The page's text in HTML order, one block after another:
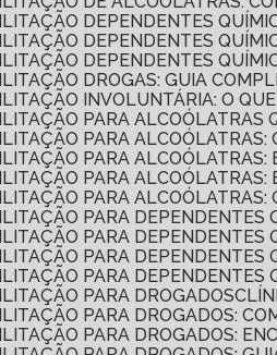
DEPENDENTES
DEPENDENTES
DEPENDENTES
DROGAS: GUIA
INVOLUNTÁRIA: O
PARA ALCOÓLATRAS
PARA
PARA
PARA
PARA
PARA DEPENDENTES
PARA DEPENDENTES
PARA
PARA
PARA DROGADOS
PARA DROGADOS:
PARA DROGADOS: